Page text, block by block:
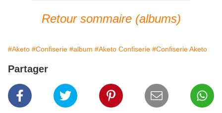
Retour sommaire (albums)
#Aketo #Confiserie #album #Aketo Confiserie #Confiserie Aketo
Partager